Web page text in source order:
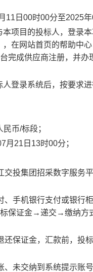
11 日 00时00分至2025年
本项目的投标人， 登录
， 在网站首页的帮助中心
完成供应商注册，并办
人登录系统后， 按要求
币/标段；
月21日13时00分 ；
交投集团招采数字服务
、手机银行支付或银行
保证金→递交→缴纳方
还保证金，汇款前，投
、未交纳到系统提示账